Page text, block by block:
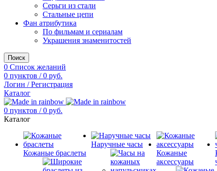
Серьги из стали
Стальные цепи
Фан атрибутика
По фильмам и сериалам
Украшения знаменитостей
Поиск
0 Список желаний
0 пунктов / 0 руб.
Логин / Регистрация
Каталог
0 пунктов / 0 руб.
Каталог
Кожаные браслеты
Наручные часы
Кожаные
аксессуары